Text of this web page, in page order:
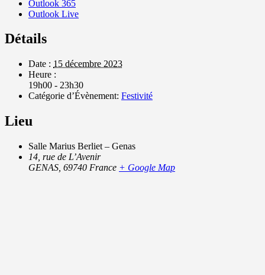
Outlook 365
Outlook Live
Détails
Date : 15 décembre 2023
Heure :
19h00 - 23h30
Catégorie d’Évènement: Festivité
Lieu
Salle Marius Berliet – Genas
14, rue de L’Avenir
GENAS 69740 France + Google Map